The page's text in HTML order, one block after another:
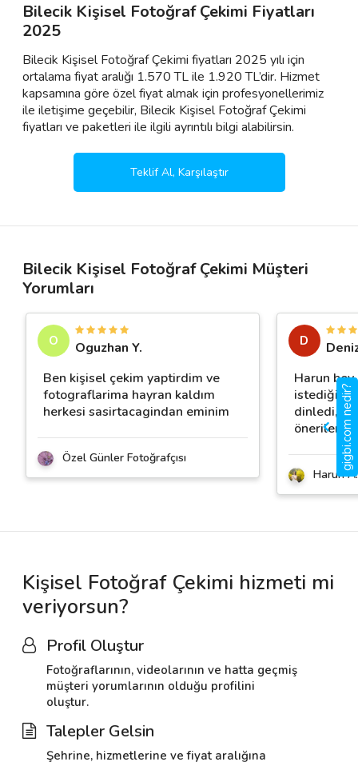
Bilecik Kişisel Fotoğraf Çekimi Fiyatları
2025
Bilecik Kişisel Fotoğraf Çekimi fiyatları 2025 yılı için
ortalama fiyat aralığı 1.570 TL ile 1.920 TL’dir. Hizmet
kapsamına göre özel fiyat almak için profesyonellerimiz
ile iletişime geçebilir, Bilecik Kişisel Fotoğraf Çekimi
fiyatları ve paketleri ile ilgili ayrıntılı bilgi alabilirsin.
Teklif Al, Karşılaştır
Bilecik Kişisel Fotoğraf Çekimi Müşteri
Yorumları
O
Oguzhan Y.
Ben kişisel çekim yaptirdim ve
fotograflarima hayran kaldım
herkesi sasirtacagindan eminim
Özel Günler Fotoğrafçısı
D
Harun
dinledi,
öneriler
Harun A.
Kişisel Fotoğraf Çekimi hizmeti mi
veriyorsun?
Profil Oluştur
Fotoğraflarının, videolarının ve hatta geçmiş
müşteri yorumlarının olduğu profilini
oluştur.
Talepler Gelsin
Şehrine, hizmetlerine ve fiyat aralığına
gigbi.com nedir?